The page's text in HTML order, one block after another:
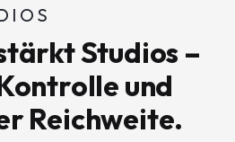
Studios –
und
Reichweite.